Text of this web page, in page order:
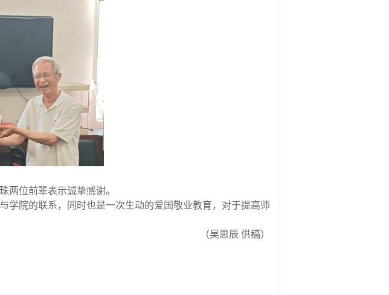
两位前辈表示诚挚感谢。
学院的联系，同时也是一次生动的爱国敬业教育，对于提高师
（吴思辰 供稿）